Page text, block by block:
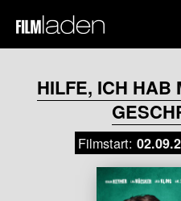
HILFE, ICH HAB
Filmstart: